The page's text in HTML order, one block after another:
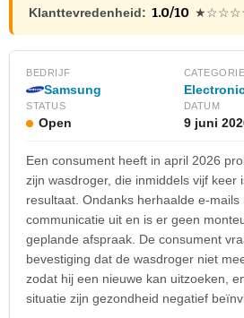
Klanttevredenheid: 1.0/10
BEDRIJF
Samsung
CATEGORIE
STATUS
Open
DATUM
9 juni
Een consument heeft in april 2026
zijn wasdroger, die inmiddels vijf keer
resultaat. Ondanks herhaalde e-
communicatie uit en is er geen
geplande afspraak. De consument
bevestiging dat de wasdroger niet
zodat hij een nieuwe kan uitzoeken,
situatie zijn gezondheid negatief